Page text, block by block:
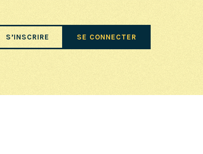
S’INSCRIRE SE CONNECTER